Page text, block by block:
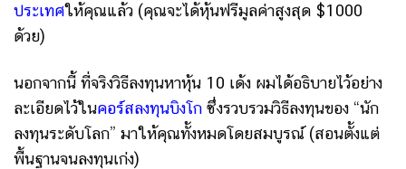
ประเทศให้คุณแล้ว (คุณจะได้หุ้นฟรีมูลค่าสูงสุด $1000
ด้วย)
นอกจากนี้ ที่จริงวิธีลงทุนหาหุ้น 10 เด้ง ผมได้อธิบายไว้อย่าง
ละเอียดไว้ในคอร์สลงทุนบิงโก ซึ่งรวบรวมวิธีลงทุนของ “นัก
ลงทุนระดับโลก” มาให้คุณทั้งหมดโดยสมบูรณ์ (สอนตั้งแต่
พื้นฐานจนลงทุนเก่ง)